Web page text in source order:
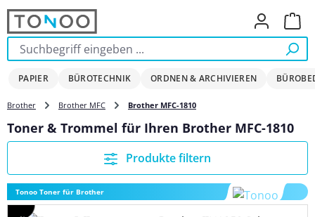
Zum Hauptinhalt springen
PAPIER BÜROTECHNIK ORDNEN & ARCHIVIEREN
Brother Brother MFC Brother MFC-1810
Toner & Trommel für Ihren Brother MFC-1810
Produkte filtern
Tonoo Toner für Brother